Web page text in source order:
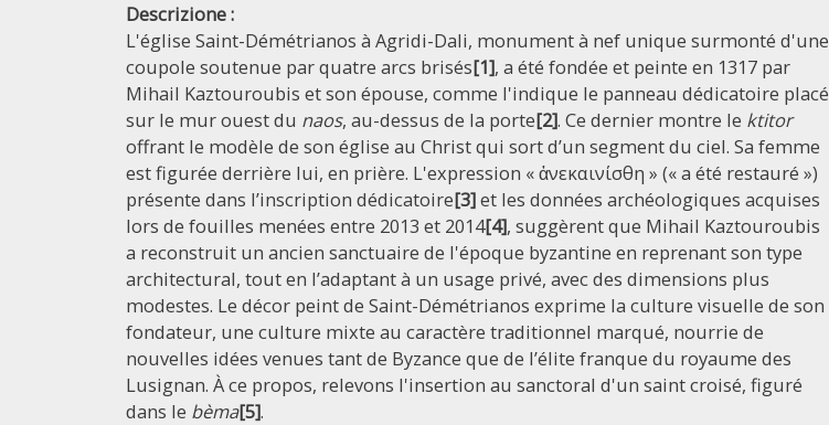
Descrizione :
L'église Saint-Démétrianos à Agridi-Dali, monument à nef unique surmonté d'une
coupole soutenue par quatre arcs brisés[1], a été fondée et peinte en 1317 par
Mihail Kaztouroubis et son épouse, comme l'indique le panneau dédicatoire placé
sur le mur ouest du naos, au-dessus de la porte[2]. Ce dernier montre le ktitor
offrant le modèle de son église au Christ qui sort d’un segment du ciel. Sa femme
est figurée derrière lui, en prière. L'expression « ἀνεκαινίσθη » (« a été restauré »)
présente dans l’inscription dédicatoire[3]et les données archéologiques acquises
lors de fouilles menées entre 2013 et 2014[4], suggèrent que Mihail Kaztouroubis
a reconstruit un ancien sanctuaire de l'époque byzantine en reprenant son type
architectural, tout en l’adaptant à un usage privé, avec des dimensions plus
modestes. Le décor peint de Saint-Démétrianos exprime la culture visuelle de son
fondateur, une culture mixte au caractère traditionnel marqué, nourrie de
nouvelles idées venues tant de Byzance que de l’élite franque du royaume des
Lusignan. À ce propos, relevons l'insertion au sanctoral d'un saint croisé, figuré
dans le bèma[5].